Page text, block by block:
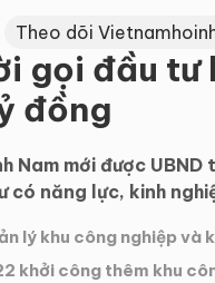
Theo dõi
gọi đầu tư
đồng
Nam mới được
năng lực, kinh
lý khu công nghiệp và
khởi công thêm khu